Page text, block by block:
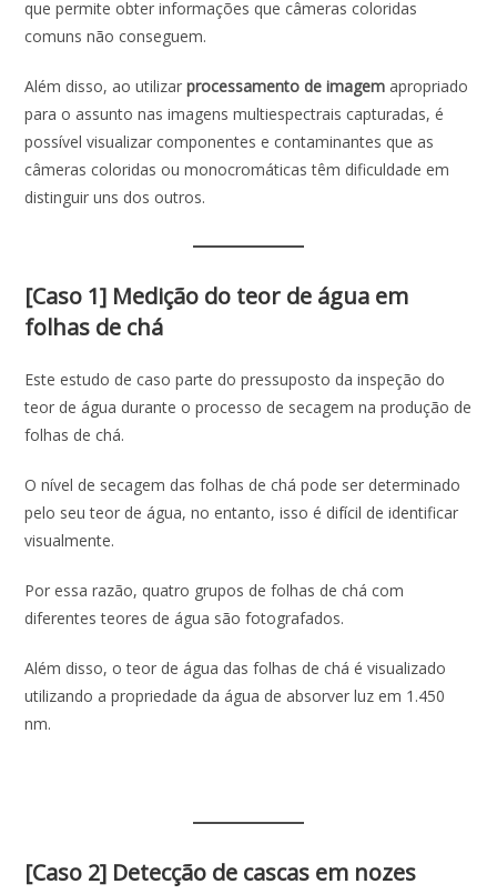
que permite obter informações que câmeras coloridas
comuns não conseguem.
Além disso, ao utilizarprocessamento de imagem apropriado
para o assunto nas imagens multiespectrais capturadas, é
possível visualizar componentes e contaminantes que as
câmeras coloridas ou monocromáticas têm dificuldade em
distinguir uns dos outros.
[Caso 1] Medição do teor de água em
folhas de chá
Este estudo de caso parte do pressuposto da inspeção do
teor de água durante o processo de secagem na produção de
folhas de chá.
O nível de secagem das folhas de chá pode ser determinado
pelo seu teor de água, no entanto, isso é difícil de identificar
visualmente.
Por essa razão, quatro grupos de folhas de chá com
diferentes teores de água são fotografados.
Além disso, o teor de água das folhas de chá é visualizado
utilizando a propriedade da água de absorver luz em 1.450
nm.
[Caso 2] Detecção de cascas em nozes